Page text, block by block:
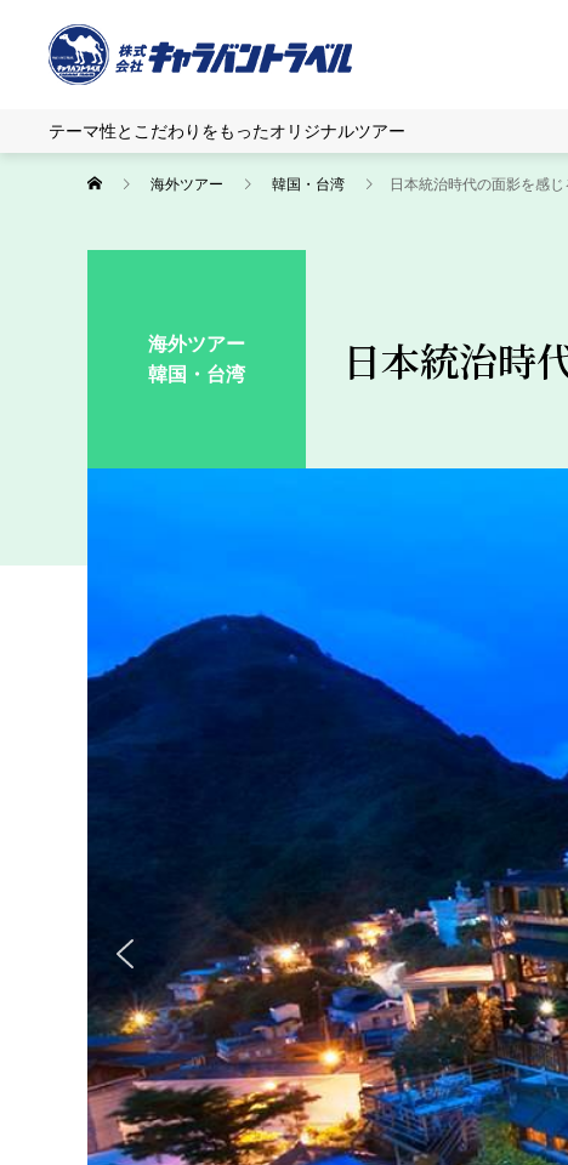
テーマ性とこだわりをもったオリジナルツアー
海外ツアー 韓国・台湾 日本統治時代の面影を感
海外ツアー
韓国・台湾
日本統治時